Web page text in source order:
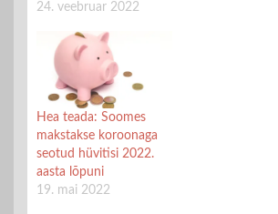
24. veebruar 2022
Hea teada: Soomes
makstakse koroonaga
seotud hüvitisi 2022.
aasta lõpuni
19. mai 2022